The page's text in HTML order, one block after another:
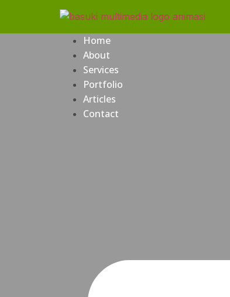
Home
About
Services
Portfolio
Articles
Contact